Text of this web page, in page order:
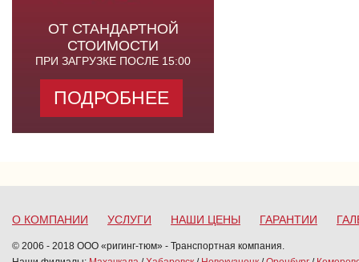
ОТ СТАНДАРТНОЙ
СТОИМОСТИ
ПРИ ЗАГРУЗКЕ ПОСЛЕ 15:00
ПОДРОБНЕЕ
О КОМПАНИИ УСЛУГИ НАШИ ЦЕНЫ ГАРАНТИИ
© 2006 - 2018 ООО «ригинг-тюм» - Транспортная компания.